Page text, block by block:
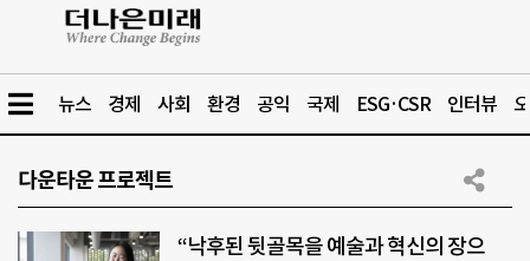
뉴스 경제 사회 환경 공익 국제 ESG·CSR 인터뷰
다운타운 프로젝트
“낙후된 뒷골목을 예술과 혁신의 장으